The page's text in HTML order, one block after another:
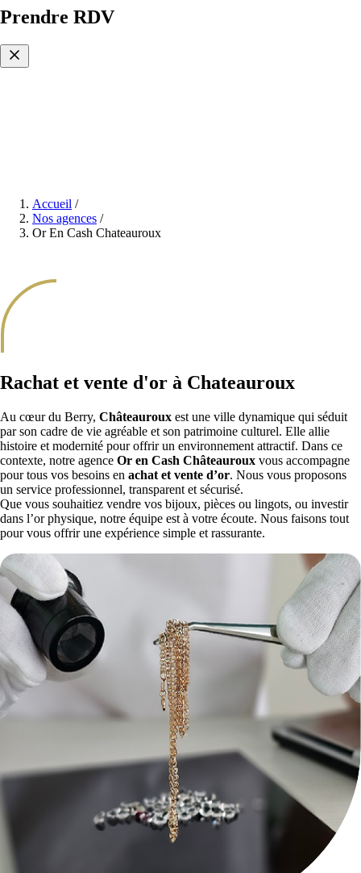
Prendre RDV
Accueil /
Nos agences /
Or En Cash Chateauroux
Rachat et vente d'or à Chateauroux
Au cœur du Berry, Châteauroux est une ville dynamique qui séduit
par son cadre de vie agréable et son patrimoine culturel. Elle allie
histoire et modernité pour offrir un environnement attractif. Dans ce
contexte, notre agence Or en Cash Châteauroux vous accompagne
pour tous vos besoins en achat et vente d’or. Nous vous proposons
un service professionnel, transparent et sécurisé.
Que vous souhaitiez vendre vos bijoux, pièces ou lingots, ou investir
dans l’or physique, notre équipe est à votre écoute. Nous faisons tout
pour vous offrir une expérience simple et rassurante.